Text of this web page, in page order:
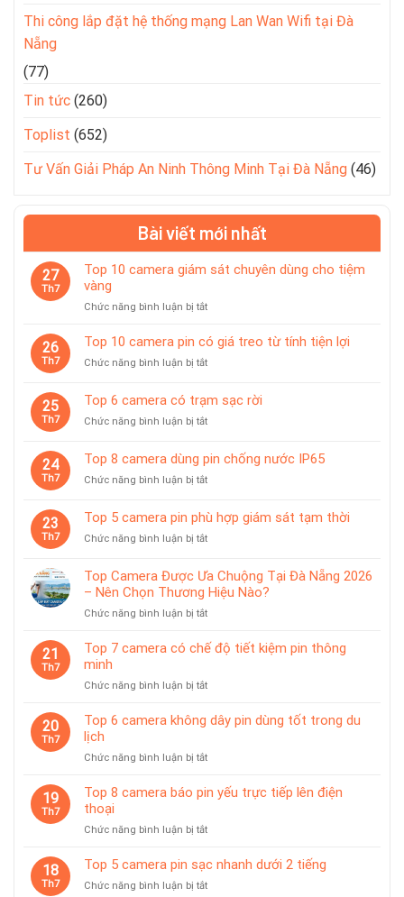
Thi công lắp đặt hệ thống mạng Lan Wan Wifi tại Đà
Nẵng
(77)
Tin tức (260)
Toplist (652)
Tư Vấn Giải Pháp An Ninh Thông Minh Tại Đà Nẵng (46)
Bài viết mới nhất
27
Th7
Top 10 camera giám sát chuyên dùng cho tiệm
vàng
Chức năng bình luận bị tắtở
10
camera
giám
chuyên
cho
vàng
26
Th7
Top 10 camera pin có giá treo từ tính tiện lợi
Chức năng bình luận bị tắtở
camera
pin
giá
từ
tiện
25
Th7
Top 6 camera có trạm sạc rời
Chức năng bình luận bị tắtở
camera
có
sạc
24
Th7
Top 8 camera dùng pin chống nước IP65
Chức năng bình luận bị tắtở
camera
dùng
chống
nước
IP65
23
Th7
Top 5 camera pin phù hợp giám sát tạm thời
Chức năng bình luận bị tắtở
5
camera
pin
phù
giám
thời
Top Camera Được Ưa Chuộng Tại Đà Nẵng 2026
– Nên Chọn Thương Hiệu Nào?
Chức năng bình luận bị tắtở
Camera
Được
Chuộng
Đà
Chọn
Hiệu
21
Th7
Top 7 camera có chế độ tiết kiệm pin thông
minh
Chức năng bình luận bị tắtở
camera
chế
tiết
20
Th7
Top 6 camera không dây pin dùng tốt trong du
lịch
Chức năng bình luận bị tắtở
camera
dây
dùng
19
Th7
Top 8 camera báo pin yếu trực tiếp lên điện
thoại
Chức năng bình luận bị tắtở
báo
18
Th7
Top 5 camera pin sạc nhanh dưới 2 tiếng
Chức năng bình luận bị tắtở